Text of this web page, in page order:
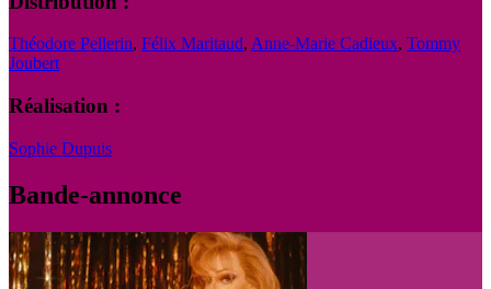
Théodore Pellerin, Félix Maritaud, Anne-Marie Cadieux, Tommy
Joubert
Réalisation :
Sophie Dupuis
Bande-annonce